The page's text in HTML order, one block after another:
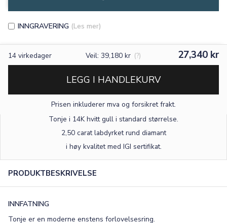
×
TEKST
FONT
INNGRAVERING (Les mer)
14 virkedager Veil: 39,180 kr (?) 27,340 kr
LEGG I HANDLEKURV
Prisen inkluderer mva og forsikret frakt.
Tonje i 14K hvitt gull i standard størrelse.
2,50 carat labdyrket rund diamant
i høy kvalitet med IGI sertifikat.
PRODUKTBESKRIVELSE
INNFATNING
Tonje er en moderne enstens forlovelsesring.